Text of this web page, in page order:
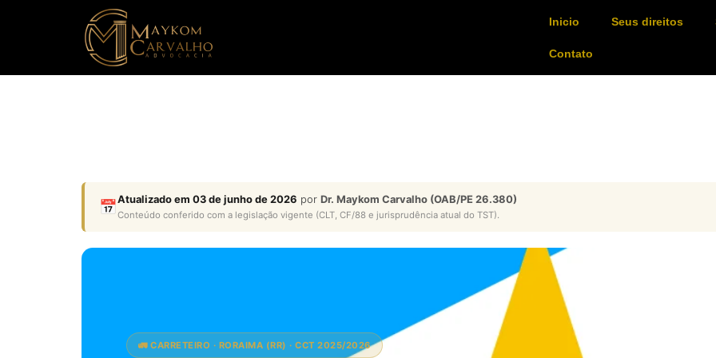
Inicio Seus direitos
Contato
📅Atualizado em 03 de junho de 2026 por Dr. Maykom Carvalho (OAB/PE 26.380)
Conteúdo conferido com a legislação vigente (CLT, CF/88 e jurisprudência atual do TST).
🚛 CARRETEIRO · RORAIMA (RR) · CCT 2025/2026